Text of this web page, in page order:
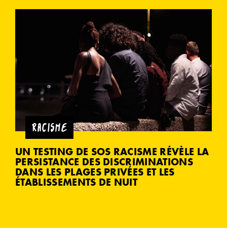
RACISME
UN TESTING DE SOS RACISME RÉVÈLE LA
PERSISTANCE DES DISCRIMINATIONS
DANS LES PLAGES PRIVÉES ET LES
ÉTABLISSEMENTS DE NUIT